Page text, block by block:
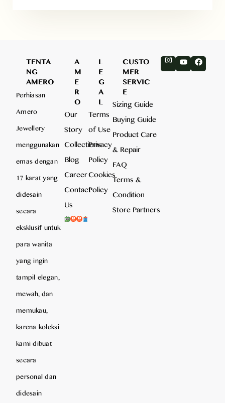
TENTA
NG
AMERO
Perhiasan
Amero
Jewellery
menggunakan
emas dengan
17 karat yang
didesain
secara
eksklusif untuk
para wanita
yang ingin
tampil elegan,
mewah, dan
memukau,
karena koleksi
kami dibuat
secara
personal dan
didesain
A
M
E
R
O
Our
Story
Collections
Blog
Career
Contact
Us
L
E
G
A
L
Terms
of Use
Privacy
Policy
Cookies
Policy
CUSTO
MER
SERVIC
E
Sizing Guide
Buying Guide
Product Care
& Repair
FAQ
Terms &
Condition
Store Partners